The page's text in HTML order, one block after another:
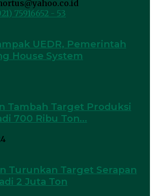
75916652 - 53
UEDR, Pemerintah
House System
Tambah Target Produksi
700 Ribu Ton...
Turunkan Target Serapan
2 Juta Ton